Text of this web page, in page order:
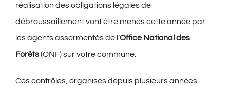
réalisation des obligations légales de
débroussaillement vont être menés cette année par
les agents assermentés de l’Office National des
Forêts(ONF) sur votre commune.
Ces contrôles, organisés depuis plusieurs années